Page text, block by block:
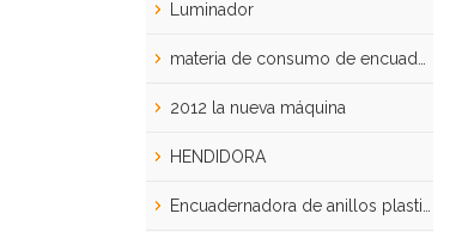
Luminador
2012 la nueva máquina
HENDIDORA